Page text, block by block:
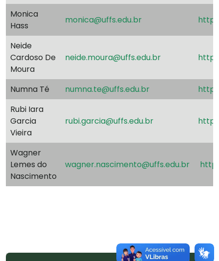
Monica
Hass
monica@uffs.edu.br
Neide
Cardoso De
Moura
neide.moura@uffs.edu.br
Numna Té numna.te@uffs.edu.br
Rubi Iara
Garcia
Vieira
rubi.garcia@uffs.edu.br
Wagner
Lemes do
Nascimento
wagner.nascimento@uffs.edu.br